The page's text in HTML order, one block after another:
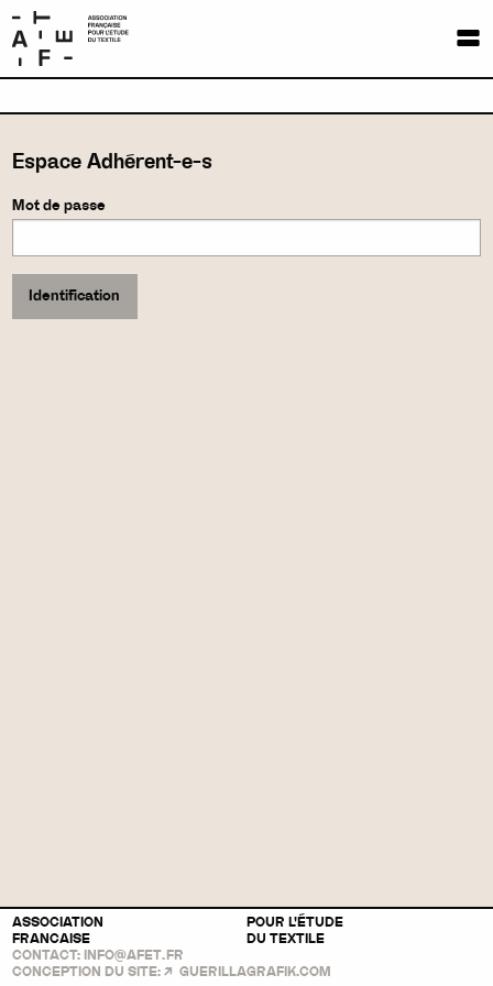
AFET
ADHÉSION
ESPACE ADHÉRENT-E-S
Espace Adhérent-e-s
Identification
Mot de passe
ASSOCIATION
FRANCAISE
POUR L'ÉTUDE
DU TEXTILE
CONTACT: INFO@AFET.FR
CONCEPTION DU SITE:
GUERILLAGRAFIK.COM